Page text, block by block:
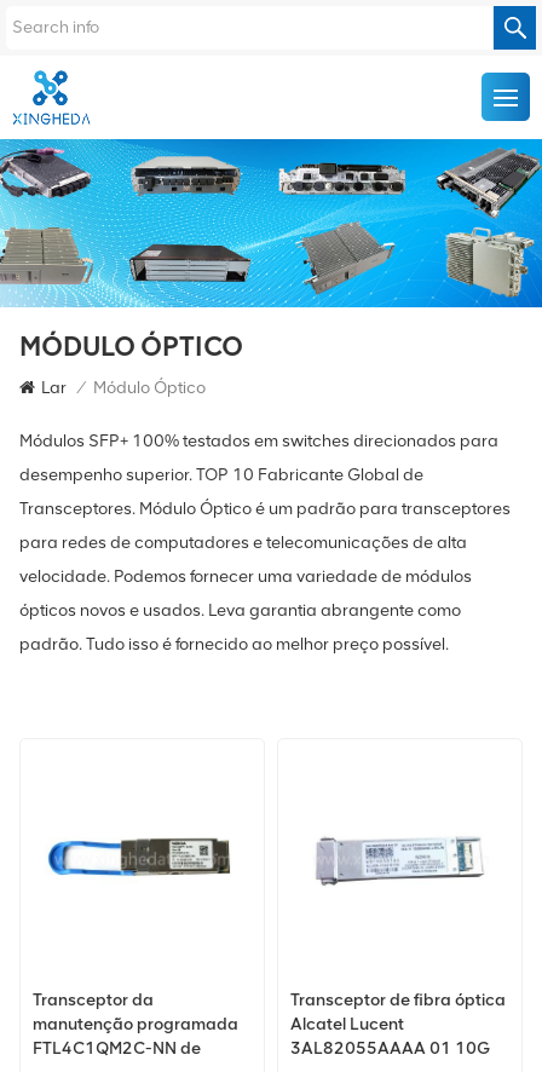
MÓDULO ÓPTICO
Lar / Módulo Óptico
Módulos SFP+ 100% testados em switches direcionados para
desempenho superior. TOP 10 Fabricante Global de
Transceptores. Módulo Óptico é um padrão para transceptores
para redes de computadores e telecomunicações de alta
velocidade. Podemos fornecer uma variedade de módulos
ópticos novos e usados. Leva garantia abrangente como
padrão. Tudo isso é fornecido ao melhor preço possível.
Transceptor da
manutenção programada
FTL4C1QM2C-NN de
Transceptor de fibra óptica
Alcatel Lucent
3AL82055AAAA 01 10G